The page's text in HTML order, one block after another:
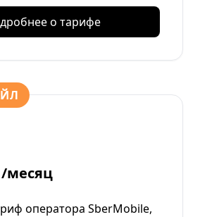
о тарифе
/месяц
оператора SberMobile,